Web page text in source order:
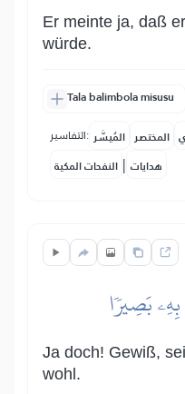
Er meinte ja, daß
würde.
Tala balimbola misusu
التفاسير: المُيسَّر المختصر
النفحات المكية | هدايات
بَصِيرٗا
Ja doch! Gewiß,
wohl.